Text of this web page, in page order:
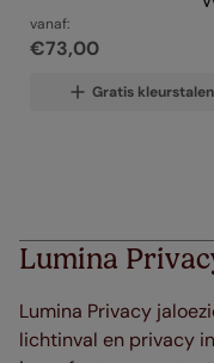
vanaf:
€73,00
Gratis kleurstalen
Lumina
Lumina Privacy
lichtinval en privacy